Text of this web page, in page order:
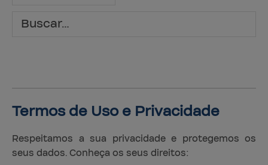
Termos de Uso e Privacidade
Respeitamos a sua privacidade e protegemos os
seus dados. Conheça os seus direitos: